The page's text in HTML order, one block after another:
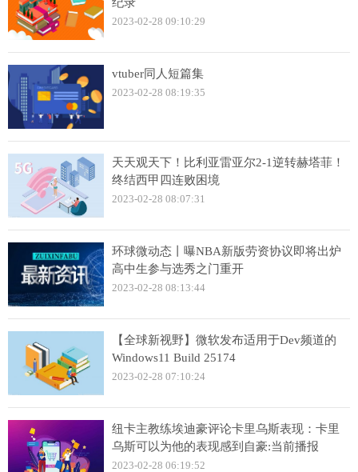
2023-02-28 09:10:29
vtuber同人短篇集
2023-02-28 08:19:35
天天观天下！比利亚雷亚尔2-1逆转赫塔菲！
终结西甲四连败困境
2023-02-28 08:07:31
环球微动态丨曝NBA新版劳资协议即将出炉
高中生参与选秀之门重开
2023-02-28 08:13:44
【全球新视野】微软发布适用于Dev频道的
Windows11 Build 25174
2023-02-28 07:10:24
纽卡主教练埃迪豪评论卡里乌斯表现：卡里
乌斯可以为他的表现感到自豪:当前播报
2023-02-28 06:19:52